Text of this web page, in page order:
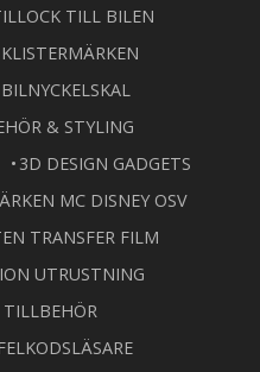
TILL BILEN
& STYLING
3D DESIGN GADGETS
MC DISNEY OSV
TRANSFER FILM
UTRUSTNING